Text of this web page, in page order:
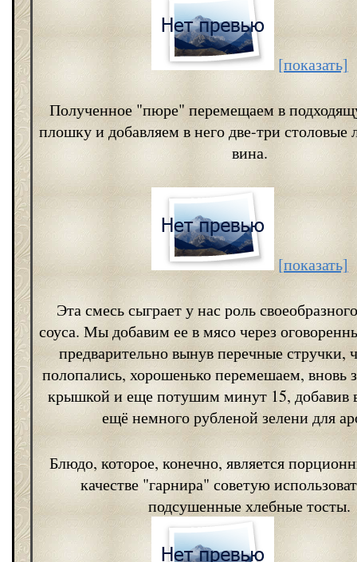
[показать]
Полученное "пюре" перемещаем в
плошку и добавляем в него две-три столовые
вина.
[показать]
Эта смесь сыграет у нас роль
соуса. Мы добавим ее в мясо через
предварительно вынув перечные стручки,
полопались, хорошенько перемешаем, вновь
крышкой и еще потушим минут 15, добавив
ещё немного рубленой зелени для
Блюдо, которое, конечно, является
качестве "гарнира" советую
подсушенные хлебные тосты.